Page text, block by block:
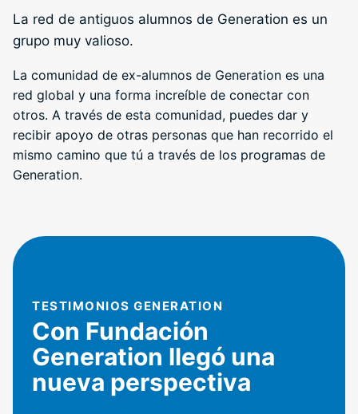
La red de antiguos alumnos de Generation es un
grupo muy valioso.
La comunidad de ex-alumnos de Generation es una
red global y una forma increíble de conectar con
otros. A través de esta comunidad, puedes dar y
recibir apoyo de otras personas que han recorrido el
mismo camino que tú a través de los programas de
Generation.
TESTIMONIOS GENERATION
Con Fundación
Generation llegó una
nueva perspectiva